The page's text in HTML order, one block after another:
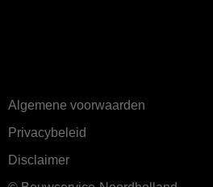
Algemene voorwaarden
Privacybeleid
Disclaimer